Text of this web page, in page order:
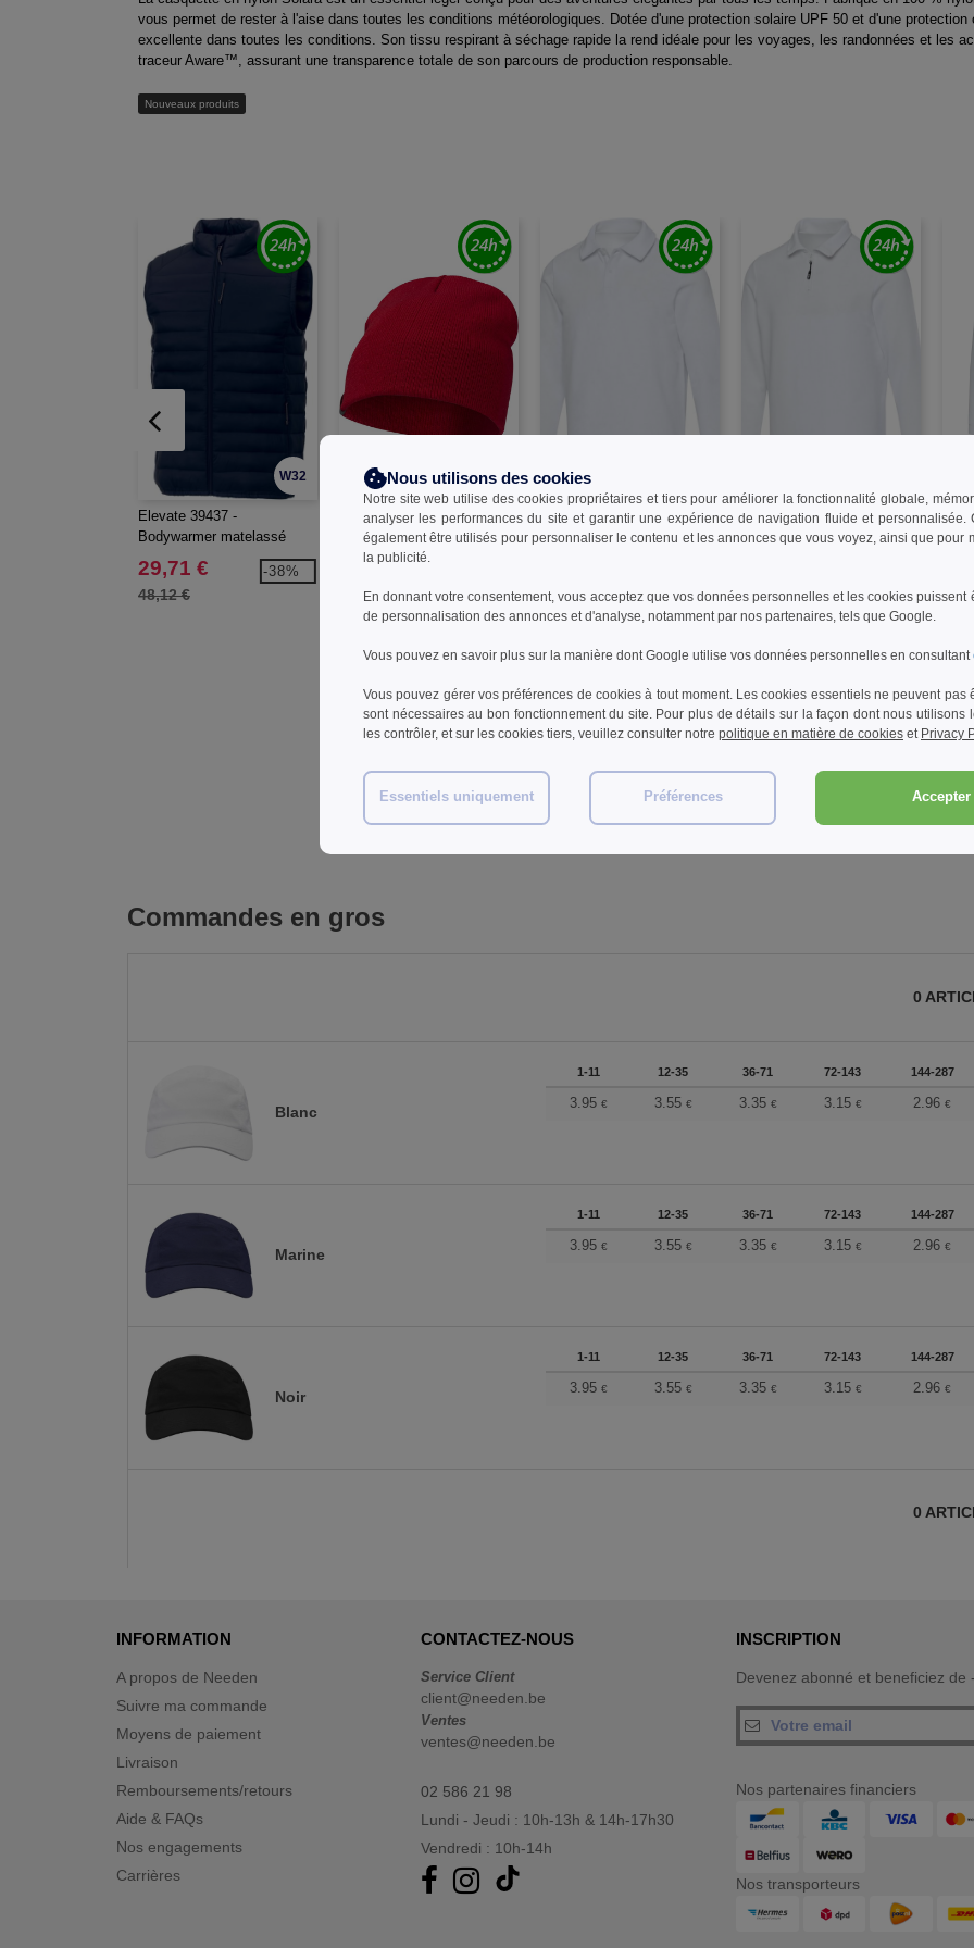
vous permet de rester à l'aise dans toutes les conditions météorologiques. Dotée d'une protection solaire UPF 50 et d'une
excellente dans toutes les conditions. Son tissu respirant à séchage rapide la rend idéale pour les voyages, les randonnées et les
traceur Aware™, assurant une transparence totale de son parcours de production responsable.
Nouveaux produits
W32
Elevate 39437 -
Bodywarmer matelassé
Homme Pallas recyclé
29,71 €
48,12 €
-38%
W32
Elevate 111071 - Bonnet Izu
2,27 €
3,66 €
Elevate 39550 - Polo
unisexe Apollo à manches
121,67 €
Elevate 39551 - Polo
unisexe Zeus à manches
146,35 €
Avis sur Elevate 39575
Ajouter un avis
Commandes en gros
0
Blanc
1-11 12-35 36-71 72-143 144-287
3.95 € 3.55 € 3.35 € 3.15 € 2.96€
Marine
1-11 12-35 36-71 72-143 144-287
3.95 € 3.55 € 3.35 € 3.15 € 2.96€
Noir
1-11 12-35 36-71 72-143 144-287
3.95 € 3.55 € 3.35 € 3.15 € 2.96€
0
INFORMATION
A propos de Needen
Suivre ma commande
Moyens de paiement
Livraison
Remboursements/retours
Aide & FAQs
Nos engagements
Carrières
CONTACTEZ-NOUS
Service Client
client@needen.be
Ventes
ventes@needen.be
02 586 21 98
Lundi - Jeudi : 10h-13h & 14h-17h30
Vendredi : 10h-14h
INSCRIPTION
Devenez abonné et beneficiez
Nos partenaires financiers
Nos transporteurs
Nous utilisons des cookies
Notre site web utilise des cookies propriétaires et tiers pour améliorer la fonctionnalité globale,
analyser les performances du site et garantir une expérience de navigation fluide et personnalisée.
également être utilisés pour personnaliser le contenu et les annonces que vous voyez, ainsi que pour
la publicité.
En donnant votre consentement, vous acceptez que vos données personnelles et les cookies puissent
de personnalisation des annonces et d'analyse, notamment par nos partenaires, tels que Google.
Vous pouvez en savoir plus sur la manière dont Google utilise vos données personnelles en consultant
Vous pouvez gérer vos préférences de cookies à tout moment. Les cookies essentiels ne peuvent pas
sont nécessaires au bon fonctionnement du site. Pour plus de détails sur la façon dont nous utilisons
les contrôler, et sur les cookies tiers, veuillez consulter notre politique en matière de cookies et Privacy
Essentiels uniquement Préférences